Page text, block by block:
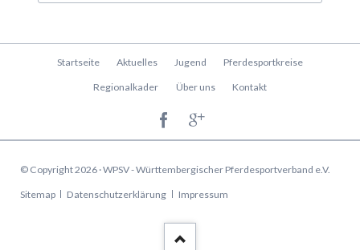
Navigation
Startseite Aktuelles Jugend Pferdesportkreise
Regionalkader Über uns Kontakt
© Copyright 2026 · WPSV - Württembergischer Pferdesportverband e.V.
Navigation
Sitemap Datenschutzerklärung Impressum